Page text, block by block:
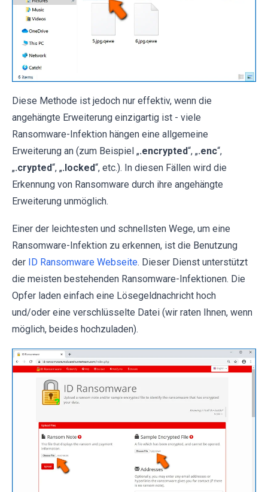
Diese Methode ist jedoch nur effektiv, wenn die
angehängte Erweiterung einzigartig ist - viele
Ransomware-Infektion hängen eine allgemeine
Erweiterung an (zum Beispiel „.encrypted“, „.enc“,
„.crypted“, „.locked“, etc.). In diesen Fällen wird die
Erkennung von Ransomware durch ihre angehängte
Erweiterung unmöglich.
Einer der leichtesten und schnellsten Wege, um eine
Ransomware-Infektion zu erkennen, ist die Benutzung
der ID Ransomware Webseite. Dieser Dienst unterstützt
die meisten bestehenden Ransomware-Infektionen. Die
Opfer laden einfach eine Lösegeldnachricht hoch
und/oder eine verschlüsselte Datei (wir raten Ihnen, wenn
möglich, beides hochzuladen).